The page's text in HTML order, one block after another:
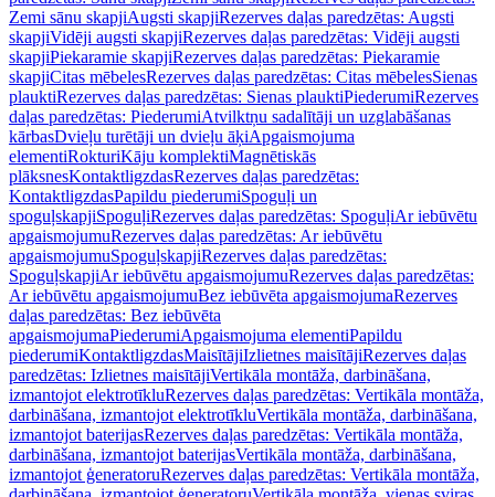
Zemi sānu skapjiAugsti skapjiRezerves daļas paredzētas: Augsti
skapjiVidēji augsti skapjiRezerves daļas paredzētas: Vidēji augsti
skapjiPiekaramie skapjiRezerves daļas paredzētas: Piekaramie
skapjiCitas mēbelesRezerves daļas paredzētas: Citas mēbelesSienas
plauktiRezerves daļas paredzētas: Sienas plauktiPiederumiRezerves
daļas paredzētas: PiederumiAtvilktņu sadalītāji un uzglabāšanas
kārbasDvieļu turētāji un dvieļu āķiApgaismojuma
elementiRokturiKāju komplektiMagnētiskās
plāksnesKontaktligzdasRezerves daļas paredzētas:
KontaktligzdasPapildu piederumiSpoguļi un
spoguļskapjiSpoguļiRezerves daļas paredzētas: SpoguļiAr iebūvētu
apgaismojumuRezerves daļas paredzētas: Ar iebūvētu
apgaismojumuSpoguļskapjiRezerves daļas paredzētas:
SpoguļskapjiAr iebūvētu apgaismojumuRezerves daļas paredzētas:
Ar iebūvētu apgaismojumuBez iebūvēta apgaismojumaRezerves
daļas paredzētas: Bez iebūvēta
apgaismojumaPiederumiApgaismojuma elementiPapildu
piederumiKontaktligzdasMaisītājiIzlietnes maisītājiRezerves daļas
paredzētas: Izlietnes maisītājiVertikāla montāža, darbināšana,
izmantojot elektrotīkluRezerves daļas paredzētas: Vertikāla montāža,
darbināšana, izmantojot elektrotīkluVertikāla montāža, darbināšana,
izmantojot baterijasRezerves daļas paredzētas: Vertikāla montāža,
darbināšana, izmantojot baterijasVertikāla montāža, darbināšana,
izmantojot ģeneratoruRezerves daļas paredzētas: Vertikāla montāža,